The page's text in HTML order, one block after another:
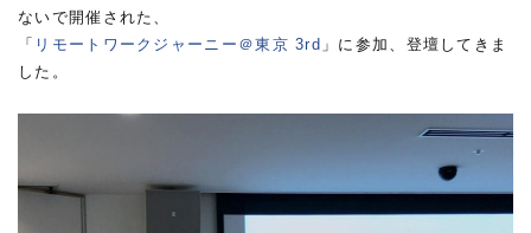
ないで開催された、
「 リモートワークジャーニー＠東京 3rd 」に参加、登壇してきま
した。